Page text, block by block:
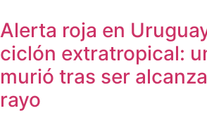
Alerta roja en
ciclón extratropical:
murió tras ser
rayo